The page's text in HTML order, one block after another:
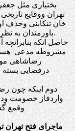
بختیاری مثل
تهران ووقایع
خان تنکابنی وحذف
باورمندان به نظریه مزبوربرآن تاکید واستدلال جدی می ورزند.
حاصل انکه بنابرانچه
مشروطه مدعی
رضاشاهی
درفضایی
دوم اینکه چون
واردفاز خصومت
وقمع
ماجرای فتح تهران